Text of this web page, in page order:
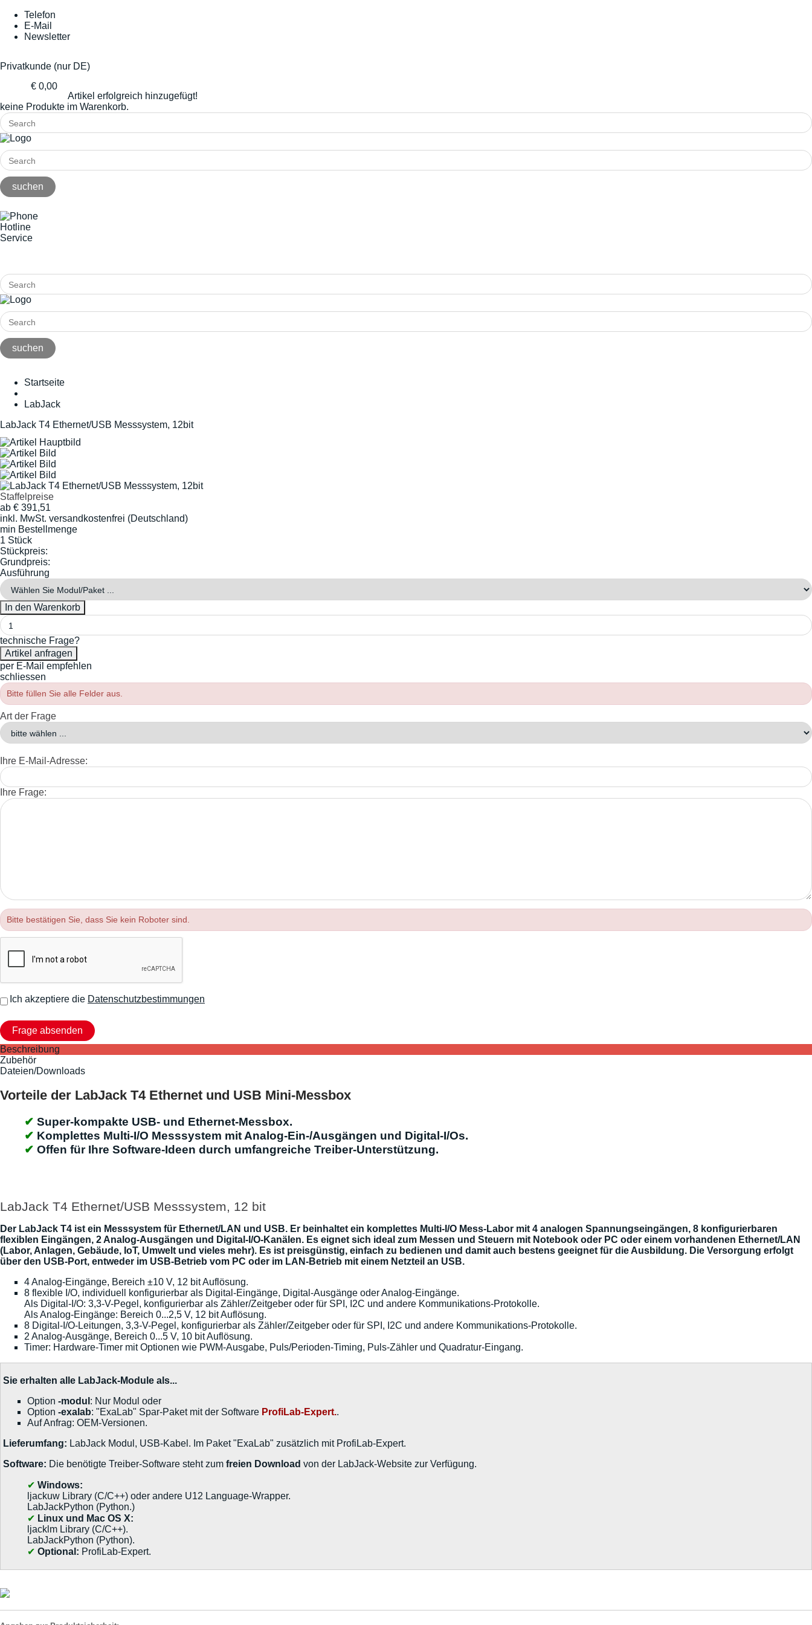
Telefon
E-Mail
Newsletter
Privatkunde (nur DE)
€ 0,00
Artikel erfolgreich hinzugefügt!
keine Produkte im Warenkorb.
Hotline
Service
Startseite
LabJack
LabJack T4 Ethernet/USB Messsystem, 12bit
Staffelpreise
ab € 391,51
inkl. MwSt. versandkostenfrei (Deutschland)
min Bestellmenge
1 Stück
Stückpreis:
Grundpreis:
Ausführung
technische Frage?
per E-Mail empfehlen
schliessen
Bitte füllen Sie alle Felder aus.
Art der Frage
Ihre E-Mail-Adresse:
Ihre Frage:
Bitte bestätigen Sie, dass Sie kein Roboter sind.
Ich akzeptiere die Datenschutzbestimmungen
Beschreibung
Zubehör
Dateien/Downloads
Vorteile der LabJack T4 Ethernet und USB Mini-Messbox
Super-kompakte USB- und Ethernet-Messbox.
Komplettes Multi-I/O Messsystem mit Analog-Ein-/Ausgängen und Digital-I/Os.
Offen für Ihre Software-Ideen durch umfangreiche Treiber-Unterstützung.
LabJack T4 Ethernet/USB Messsystem, 12 bit
Der LabJack T4 ist ein Messsystem für Ethernet/LAN und USB. Er beinhaltet ein komplettes Multi-I/O Mess-Labor mit 4 analogen Spannungseingängen, 8 konfigurierbaren
flexiblen Eingängen, 2 Analog-Ausgängen und Digital-I/O-Kanälen. Es eignet sich ideal zum Messen und Steuern mit Notebook oder PC oder einem vorhandenen Ethernet/LAN
(Labor, Anlagen, Gebäude, IoT, Umwelt und vieles mehr). Es ist preisgünstig, einfach zu bedienen und damit auch bestens geeignet für die Ausbildung. Die Versorgung erfolgt
über den USB-Port, entweder im USB-Betrieb vom PC oder im LAN-Betrieb mit einem Netzteil an USB.
4 Analog-Eingänge, Bereich ±10 V, 12 bit Auflösung.
8 flexible I/O, individuell konfigurierbar als Digital-Eingänge, Digital-Ausgänge oder Analog-Eingänge.
Als Digital-I/O: 3,3-V-Pegel, konfigurierbar als Zähler/Zeitgeber oder für SPI, I2C und andere Kommunikations-Protokolle.
Als Analog-Eingänge: Bereich 0...2,5 V, 12 bit Auflösung.
8 Digital-I/O-Leitungen, 3,3-V-Pegel, konfigurierbar als Zähler/Zeitgeber oder für SPI, I2C und andere Kommunikations-Protokolle.
2 Analog-Ausgänge, Bereich 0...5 V, 10 bit Auflösung.
Timer: Hardware-Timer mit Optionen wie PWM-Ausgabe, Puls/Perioden-Timing, Puls-Zähler und Quadratur-Eingang.
Sie erhalten alle LabJack-Module als...
Option -modul : Nur Modul oder
Option -exalab: "ExaLab" Spar-Paket mit der Software ProfiLab-Expert..
Auf Anfrag: OEM-Versionen.
Lieferumfang: LabJack Modul, USB-Kabel. Im Paket "ExaLab" zusätzlich mit ProfiLab-Expert.
Software: Die benötigte Treiber-Software steht zum freien Download von der LabJack-Website zur Verfügung.
Windows:
ljackuw Library (C/C++) oder andere U12 Language-Wrapper.
LabJackPython (Python.)
Linux und Mac OS X:
ljacklm Library (C/C++).
LabJackPython (Python).
Optional: ProfiLab-Expert.